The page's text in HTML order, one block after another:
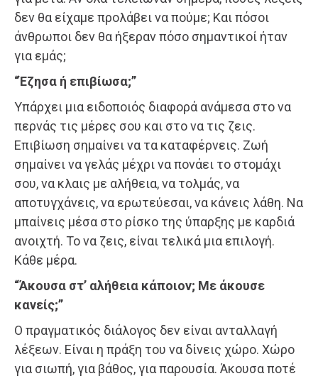
δεν θα είχαμε προλάβει να πούμε; Και πόσοι
άνθρωποι δεν θα ήξεραν πόσο σημαντικοί ήταν
για εμάς;
“Έζησα ή επιβίωσα;”
Υπάρχει μια ειδοποιός διαφορά ανάμεσα στο να
περνάς τις μέρες σου και στο να τις ζεις.
Επιβίωση σημαίνει να τα καταφέρνεις. Ζωή
σημαίνει να γελάς μέχρι να πονάει το στομάχι
σου, να κλαις με αλήθεια, να τολμάς, να
αποτυγχάνεις, να ερωτεύεσαι, να κάνεις λάθη. Να
μπαίνεις μέσα στο ρίσκο της ύπαρξης με καρδιά
ανοιχτή. Το να ζεις, είναι τελικά μια επιλογή.
Κάθε μέρα.
“Άκουσα στ’ αλήθεια κάποιον; Με άκουσε
κανείς;”
Ο πραγματικός διάλογος δεν είναι ανταλλαγή
λέξεων. Είναι η πράξη του να δίνεις χώρο. Χώρο
για σιωπή, για βάθος, για παρουσία. Άκουσα ποτέ